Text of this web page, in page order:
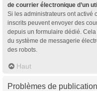
de courrier électronique d’un
Si les administrateurs ont activé
inscrits peuvent envoyer des
depuis un formulaire dédié.
du système de messagerie
des robots.
Haut
Problèmes de publication